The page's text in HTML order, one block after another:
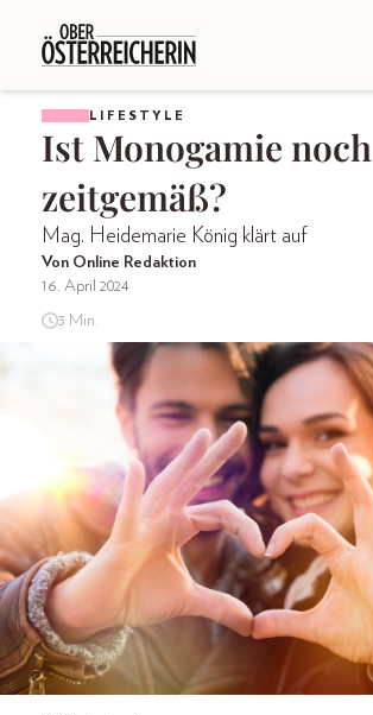
LIFESTYLE
Ist Monogamie noch
zeitgemäß?
Mag. Heidemarie König klärt auf
Von Online Redaktion
16. April 2024
3 Min.